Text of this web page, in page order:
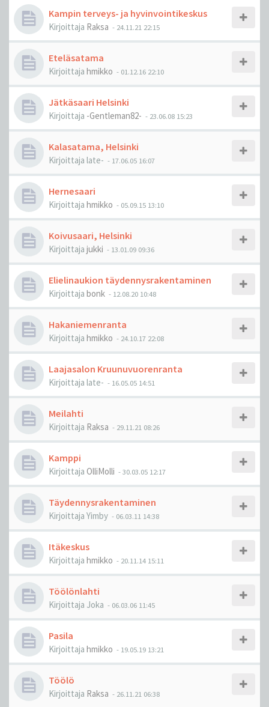
Kampin terveys- ja hyvinvointikeskus
Kirjoittaja Raksa - 24.11.21 22:15
Eteläsatama
Kirjoittaja hmikko - 01.12.16 22:10
Jätkäsaari Helsinki
Kirjoittaja -Gentleman82- - 23.06.08 15:23
Kalasatama, Helsinki
Kirjoittaja late- - 17.06.05 16:07
Hernesaari
Kirjoittaja hmikko - 05.09.15 13:10
Koivusaari, Helsinki
Kirjoittaja jukki - 13.01.09 09:36
Elielinaukion täydennysrakentaminen
Kirjoittaja bonk - 12.08.20 10:48
Hakaniemenranta
Kirjoittaja hmikko - 24.10.17 22:08
Laajasalon Kruunuvuorenranta
Kirjoittaja late- - 16.05.05 14:51
Meilahti
Kirjoittaja Raksa - 29.11.21 08:26
Kamppi
Kirjoittaja OlliMolli -30.03.05 12:17
Täydennysrakentaminen
Kirjoittaja Yimby - 06.03.11 14:38
Itäkeskus
Kirjoittaja hmikko - 20.11.14 15:11
Töölönlahti
Kirjoittaja Joka - 06.03.06 11:45
Pasila
Kirjoittaja hmikko - 19.05.19 13:21
Töölö
Kirjoittaja Raksa - 26.11.21 06:38